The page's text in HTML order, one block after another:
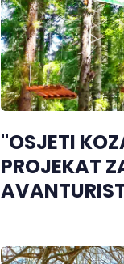
"OSJETI
PROJEKAT